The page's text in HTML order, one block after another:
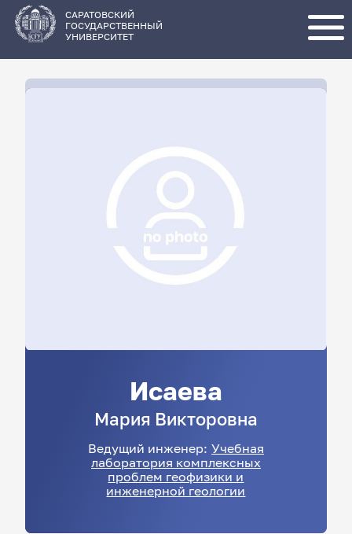
основному
содержанию
САРАТОВСКИЙ
ГОСУДАРСТВЕННЫЙ
УНИВЕРСИТЕТ
Исаева
Мария Викторовна
Ведущий инженер: Учебная
лаборатория комплексных
проблем геофизики и
инженерной геологии